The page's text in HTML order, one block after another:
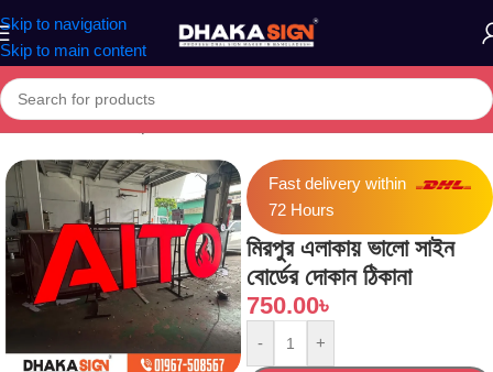
Skip to navigation
Skip to main content
Home»Shop»মিরপুর এলাকায় ভালো সাইন বোর্ডের দোকান ঠিকানা
Fast delivery within
72 Hours
মিরপুর এলাকায় ভালো সাইন
বোর্ডের দোকান ঠিকানা
750.00৳
- +